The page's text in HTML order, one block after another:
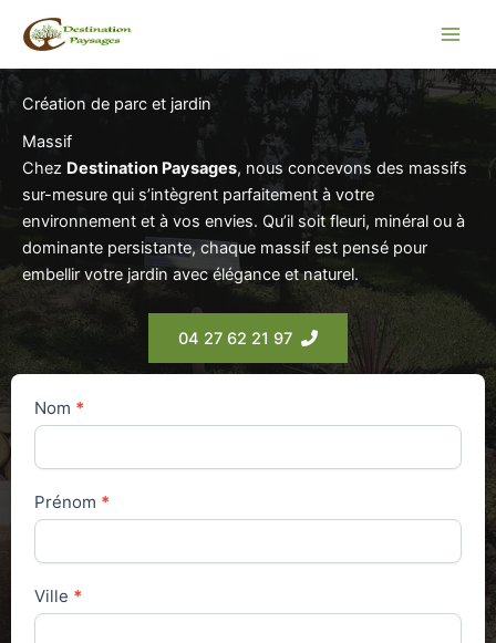
contenu
Création de parc et jardin
Massif
Chez Destination Paysages, nous concevons des massifs
sur-mesure qui s’intègrent parfaitement à votre
environnement et à vos envies. Qu’il soit fleuri, minéral ou à
dominante persistante, chaque massif est pensé pour
embellir votre jardin avec élégance et naturel.
04 27 62 21 97
Contactez-
nous
Nom *
Prénom *
Ville *